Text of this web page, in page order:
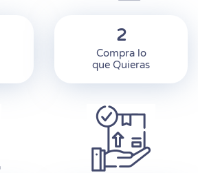
2
Compra lo
que Quieras